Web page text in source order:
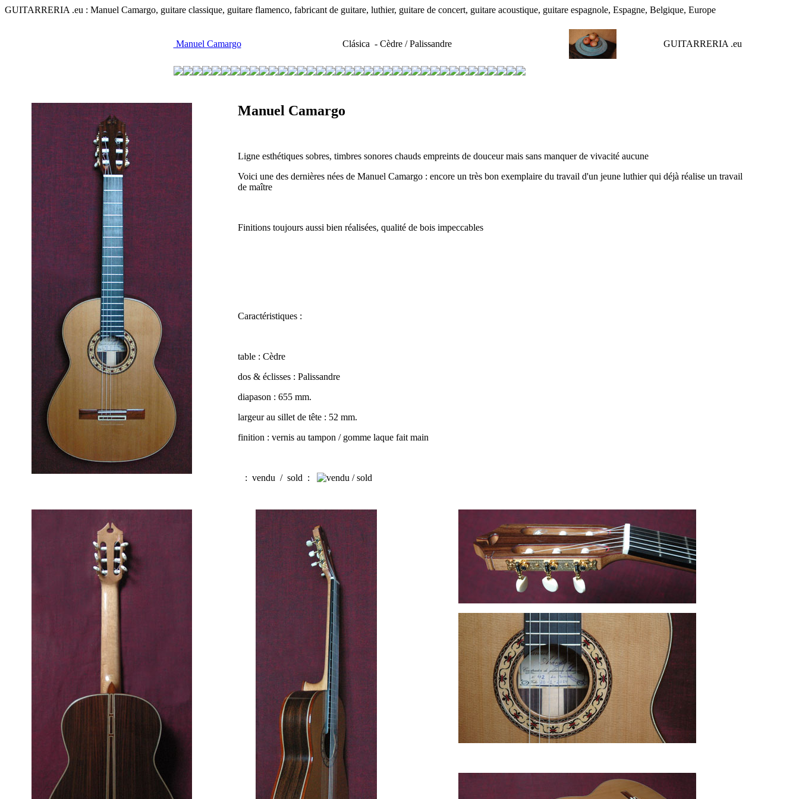
GUITARRERIA .eu : Manuel Camargo, guitare classique, guitare flamenco, fabricant de guitare, luthier, guitare de concert, guitare acoustique, guitare espagnole, Espagne, Belgique, Europe
Manuel Camargo Clásica - Cèdre / Palissandre GUITARRERIA .eu
Manuel Camargo
Ligne esthétiques sobres, timbres sonores chauds empreints de douceur mais sans manquer de vivacité aucune
Voici une des dernières nées de Manuel Camargo : encore un très bon exemplaire du travail d'un jeune luthier qui déjà réalise un travail
de maître
Finitions toujours aussi bien réalisées, qualité de bois impeccables
Caractéristiques :
table : Cèdre
dos & éclisses : Palissandre
diapason : 655 mm.
largeur au sillet de tête : 52 mm.
finition : vernis au tampon / gomme laque fait main
: vendu / sold :